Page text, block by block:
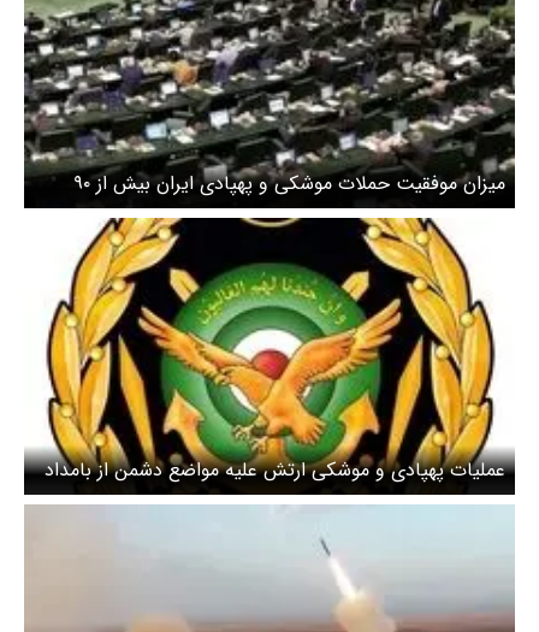
میزان موفقیت حملات موشکی و پهپادی ایران بیش از ۹۰
درصد است
عملیات پهپادی و موشکی ارتش علیه مواضع دشمن از بامداد
تا ظهر امروز